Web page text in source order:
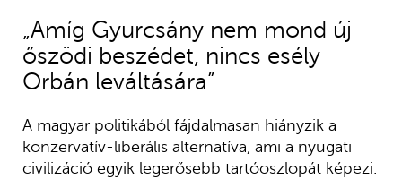
„Amíg Gyurcsány nem mond új
őszödi beszédet, nincs esély
Orbán leváltására”
A magyar politikából fájdalmasan hiányzik a
konzervatív-liberális alternatíva, ami a nyugati
civilizáció egyik legerősebb tartóoszlopát képezi.